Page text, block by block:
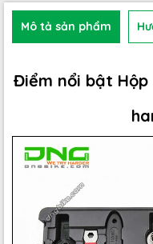
Mô tả sản phẩm
Điểm nổi bật Hộp